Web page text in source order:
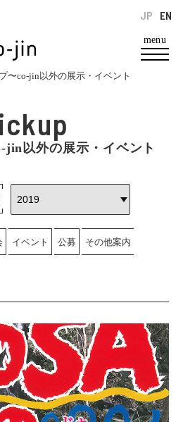
menu
EN
JP
〜co-jin以外の展示・イベント
jin以外の展示・イベント
イベント 公募 その他案内